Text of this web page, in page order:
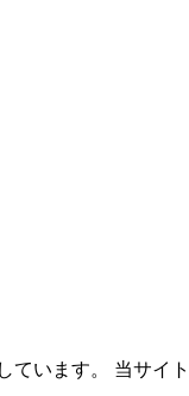
います。 当サイ